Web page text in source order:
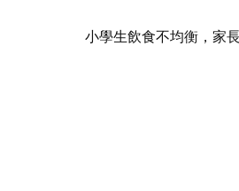
小學生飲食不均衡，家長